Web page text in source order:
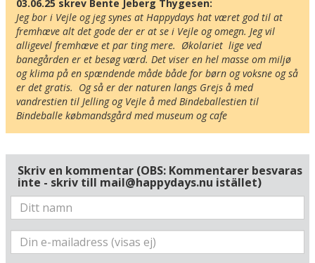
03.06.25 skrev Bente Jeberg Thygesen:
Jeg bor i Vejle og jeg synes at Happydays hat været god til at
fremhæve alt det gode der er at se i Vejle og omegn. Jeg vil
alligevel fremhæve et par ting mere.  Økolariet  lige ved
banegården er et besøg værd. Det viser en hel masse om miljø
og klima på en spændende måde både for børn og voksne og så
er det gratis.  Og så er der naturen langs Grejs å med
vandrestien til Jelling og Vejle å med Bindeballestien til
Bindeballe købmandsgård med museum og cafe
Skriv en kommentar (OBS: Kommentarer besvaras
inte - skriv till mail@happydays.nu istället)